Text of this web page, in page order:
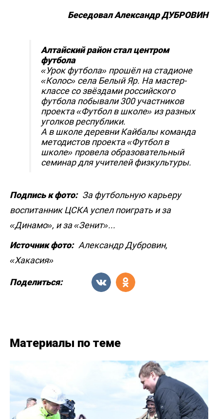
Беседовал Александр ДУБРОВИН
Алтайский район стал центром
футбола
«Урок футбола» прошёл на стадионе
«Колос» села Белый Яр. На мастер-
классе со звёздами российского
футбола побывали 300 участников
проекта «Футбол в школе» из разных
уголков республики.
А в школе деревни Кайбалы команда
методистов проекта «Футбол в
школе» провела образовательный
семинар для учителей физкультуры.
Подпись к фото: За футбольную карьеру
воспитанник ЦСКА успел поиграть и за
«Динамо», и за «Зенит»...
Источник фото: Александр Дубровин,
«Хакасия»
Поделиться:
Материалы по теме